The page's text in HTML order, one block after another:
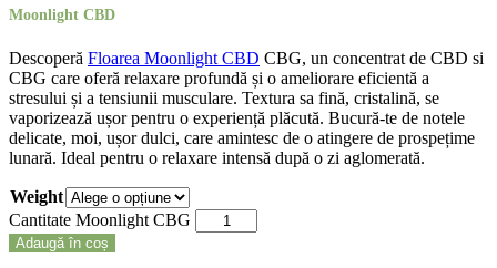
Moonlight CBD
Descoperă Floarea Moonlight CBD CBG, un concentrat de CBD si
CBG care oferă relaxare profundă și o ameliorare eficientă a
stresului și a tensiunii musculare. Textura sa fină, cristalină, se
vaporizează ușor pentru o experiență plăcută. Bucură-te de notele
delicate, moi, ușor dulci, care amintesc de o atingere de prospețime
lunară. Ideal pentru o relaxare intensă după o zi aglomerată.
Weight
Cantitate Moonlight CBG
Adaugă în coș